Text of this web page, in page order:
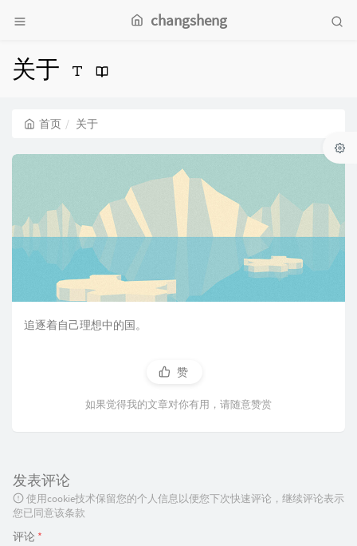
changsheng
关于
首页 关于
追逐着自己理想中的国。
赞
如果觉得我的文章对你有用，请随意赞赏
发表评论
使用cookie技术保留您的个人信息以便您下次快速评论，继续评论表示
您已同意该条款
评论 *